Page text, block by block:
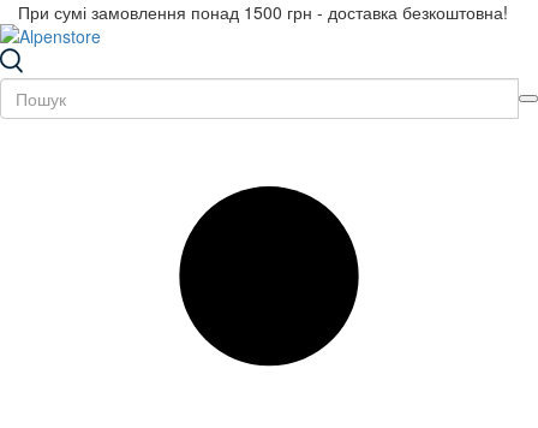
При сумі замовлення понад 1500 грн - доставка безкоштовна!